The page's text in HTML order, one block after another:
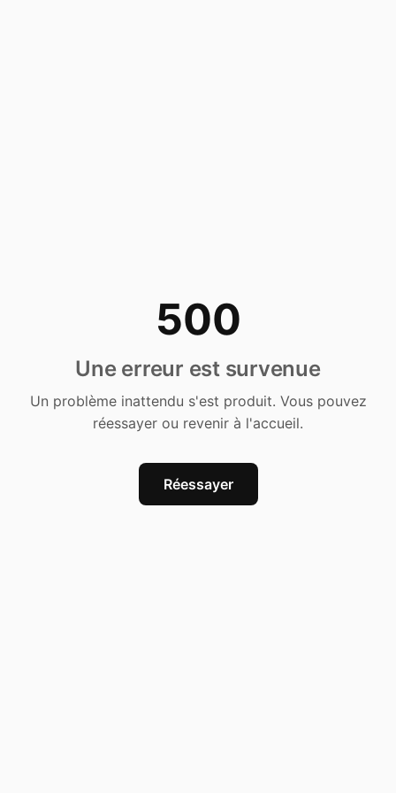
500
Une erreur est survenue
Un problème inattendu s'est produit. Vous pouvez
réessayer ou revenir à l'accueil.
Réessayer